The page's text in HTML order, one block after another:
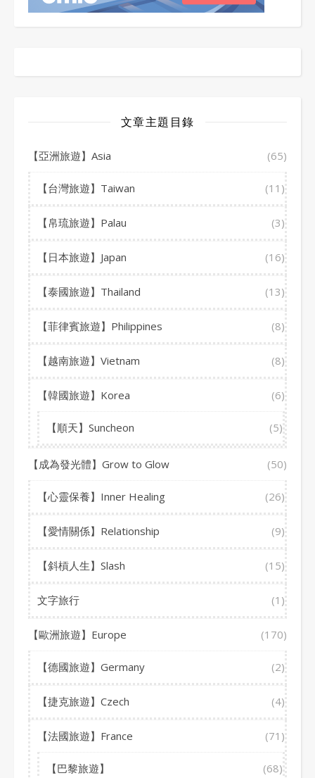
文章主題目錄
【亞洲旅遊】Asia (65)
【台灣旅遊】Taiwan (11)
【帛琉旅遊】Palau (3)
【日本旅遊】Japan (16)
【泰國旅遊】Thailand (13)
【菲律賓旅遊】Philippines (8)
【越南旅遊】Vietnam (8)
【韓國旅遊】Korea (6)
【順天】Suncheon (5)
【成為發光體】Grow to Glow (50)
【心靈保養】Inner Healing (26)
【愛情關係】Relationship (9)
【斜槓人生】Slash (15)
文字旅行 (1)
【歐洲旅遊】Europe (170)
【德國旅遊】Germany (2)
【捷克旅遊】Czech (4)
【法國旅遊】France (71)
【巴黎旅遊】 (68)